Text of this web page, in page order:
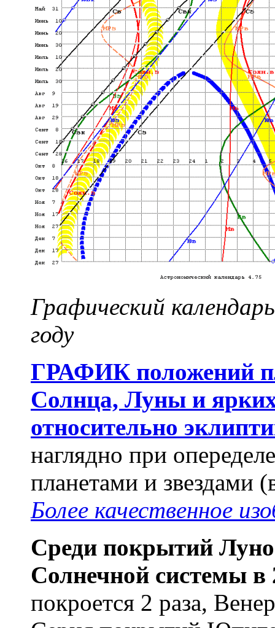
Графический
году
ГРАФИК положений
Солнца, Луны и ярких
относительно
наглядно при
планетами и звездами
Более качественное
Среди покрытий
Солнечной системы в
покроется 2 раза,